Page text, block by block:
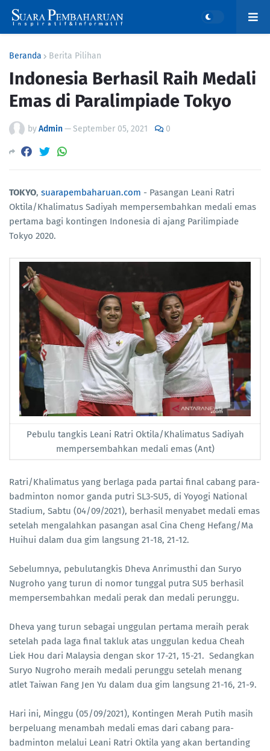
Beranda Berita Pilihan
Indonesia Berhasil Raih Medali
Emas di Paralimpiade Tokyo
byAdmin—September 05, 2021 0
TOKYO, suarapembaharuan.com - Pasangan Leani Ratri
Oktila/Khalimatus Sadiyah mempersembahkan medali emas
pertama bagi kontingen Indonesia di ajang Parilimpiade
Tokyo 2020.
Pebulu tangkis Leani Ratri Oktila/Khalimatus Sadiyah
mempersembahkan medali emas (Ant)
Ratri/Khalimatus yang berlaga pada partai final cabang para-
badminton nomor ganda putri SL3-SU5, di Yoyogi National
Stadium, Sabtu (04/09/2021), berhasil menyabet medali emas
setelah mengalahkan pasangan asal Cina Cheng Hefang/Ma
Huihui dalam dua gim langsung 21-18, 21-12.
Sebelumnya, pebulutangkis Dheva Anrimusthi dan Suryo
Nugroho yang turun di nomor tunggal putra SU5 berhasil
mempersembahkan medali perak dan medali perunggu.
Dheva yang turun sebagai unggulan pertama meraih perak
setelah pada laga final takluk atas unggulan kedua Cheah
Liek Hou dari Malaysia dengan skor 17-21, 15-21. Sedangkan
Suryo Nugroho meraih medali perunggu setelah menang
atlet Taiwan Fang Jen Yu dalam dua gim langsung 21-16, 21-9.
Hari ini, Minggu (05/09/2021), Kontingen Merah Putih masih
berpeluang menambah medali emas dari cabang para-
badminton melalui Leani Ratri Oktila yang akan bertanding